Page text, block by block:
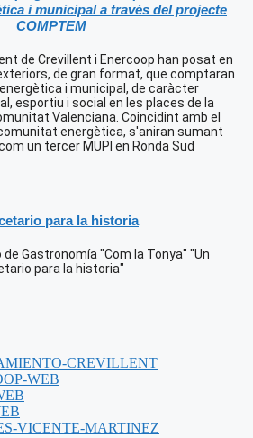
i municipal a través del projecte
COMPTEM
de Crevillent i Enercoop han posat en
de gran format, que comptaran
i municipal, de caràcter
esportiu i social en les places de la
Valenciana. Coincidint amb el
energètica, s'aniran sumant
un tercer MUPI en Ronda Sud
para la historia
Gastronomía "Com la Tonya" "Un
para la historia"